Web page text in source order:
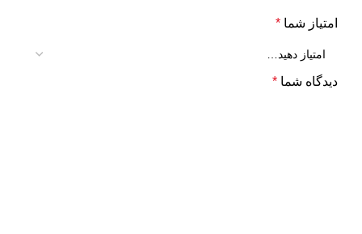
امتیاز شما *
دیدگاه شما *